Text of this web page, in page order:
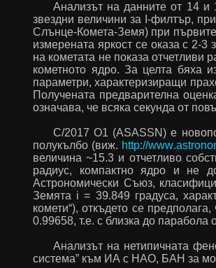
Анализът на данните от 14 и
звездни величини за I-филтър,
Слънце-Комета-Земя) при
измерената яркост се оказа с 2-
на кометата не показа отчетливи
кометното ядро. За целта бяха
параметри, характеризиращи
Получената предварителна
означава, че всяка секунда от
C/2017 O1 (ASASSN) е
полукълбо (виж. http://www.
величина ~15.3 и отчетливо
радиус, компактно ядро и не
Астрономически Съюз,
Земята i= 39.849 градуса,
комети“), откъдето се
0.99658, т.е. с близка до парабола
Анализът на нетипичната
система” към ИА с НАО, БАН за